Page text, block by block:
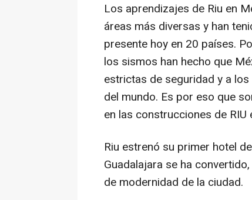
Los aprendizajes de Riu en
áreas más diversas y han
presente hoy en 20 países.
los sismos han hecho que
estrictas de seguridad y a
del mundo. Es por eso que
en las construcciones de
Riu estrenó su primer hotel
Guadalajara se ha
de modernidad de la ciudad.